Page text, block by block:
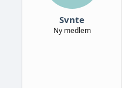
Svnte
Ny medlem